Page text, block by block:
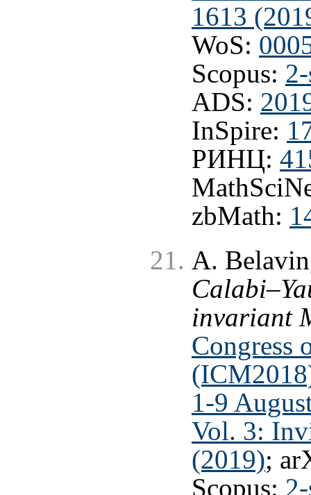
1613
WoS:
Scopus:
ADS:
InSpire:
РИНЦ:
zbMath:
A.
invariant
Congress
1-9
Vol. 3:
(2019);
Scopus: